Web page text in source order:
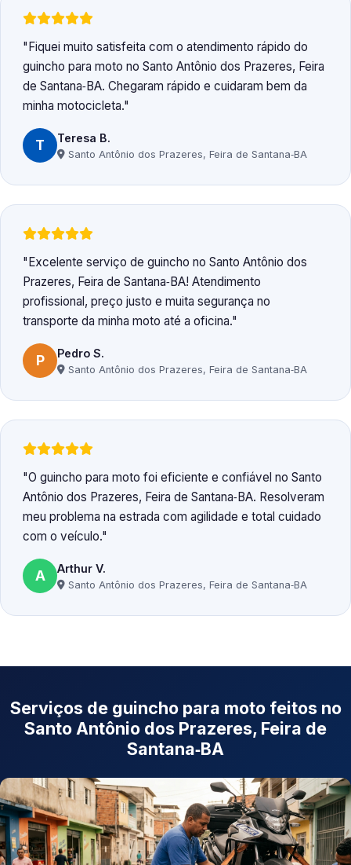
Fiquei muito satisfeita com o atendimento rápido do
guincho para moto no Santo Antônio dos Prazeres, Feira
de Santana‑BA. Chegaram rápido e cuidaram bem da
minha motocicleta.
T Teresa B.
Santo Antônio dos Prazeres, Feira de Santana‑BA
Excelente serviço de guincho no Santo Antônio dos
Prazeres, Feira de Santana‑BA! Atendimento
profissional, preço justo e muita segurança no
transporte da minha moto até a oficina.
P Pedro S.
Santo Antônio dos Prazeres, Feira de Santana‑BA
O guincho para moto foi eficiente e confiável no Santo
Antônio dos Prazeres, Feira de Santana‑BA. Resolveram
meu problema na estrada com agilidade e total cuidado
com o veículo.
A Arthur V.
Santo Antônio dos Prazeres, Feira de Santana‑BA
Serviços de guincho para moto feitos no
Santo Antônio dos Prazeres, Feira de
Santana‑BA